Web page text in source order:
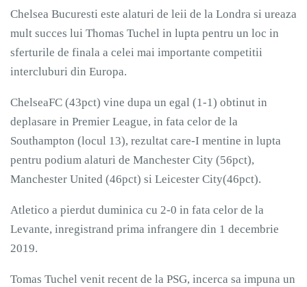
Chelsea Bucuresti este alaturi de leii de la Londra si ureaza
mult succes lui Thomas Tuchel in lupta pentru un loc in
sferturile de finala a celei mai importante competitii
intercluburi din Europa.
ChelseaFC (43pct) vine dupa un egal (1-1) obtinut in
deplasare in Premier League, in fata celor de la
Southampton (locul 13), rezultat care-I mentine in lupta
pentru podium alaturi de Manchester City (56pct),
Manchester United (46pct) si Leicester City(46pct).
Atletico a pierdut duminica cu 2-0 in fata celor de la
Levante, inregistrand prima infrangere din 1 decembrie
2019.
Tomas Tuchel venit recent de la PSG, incerca sa impuna un